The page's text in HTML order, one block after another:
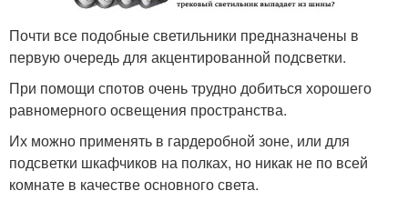
Почти все подобные светильники предназначены в
первую очередь для акцентированной подсветки.
При помощи спотов очень трудно добиться хорошего
равномерного освещения пространства.
Их можно применять в гардеробной зоне, или для
подсветки шкафчиков на полках, но никак не по всей
комнате в качестве основного света.